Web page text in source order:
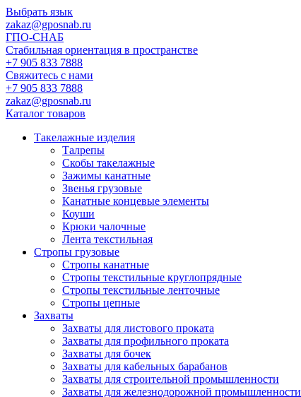
Выбрать язык
zakaz@gposnab.ru
ГПО-СНАБ
Стабильная ориентация в пространстве
+7 905 833 7888
Свяжитесь с нами
+7 905 833 7888
zakaz@gposnab.ru
Каталог товаров
Такелажные изделия
Талрепы
Скобы такелажные
Зажимы канатные
Звенья грузовые
Канатные концевые элементы
Коуши
Крюки чалочные
Лента текстильная
Стропы грузовые
Стропы канатные
Стропы текстильные круглопрядные
Стропы текстильные ленточные
Стропы цепные
Захваты
Захваты для листового проката
Захваты для профильного проката
Захваты для бочек
Захваты для кабельных барабанов
Захваты для строительной промышленности
Захваты для железнодорожной промышленности